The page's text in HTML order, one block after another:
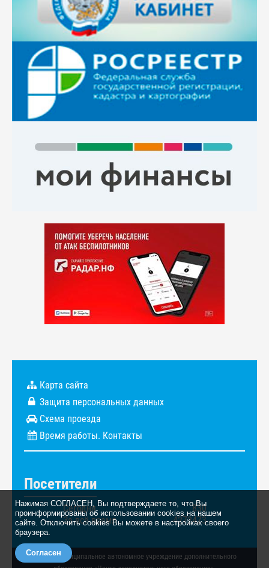
Нажимая СОГЛАСЕН, Вы подтверждаете то, что Вы
проинформированы об использовании cookies на нашем
сайте. Отключить cookies Вы можете в настройках своего
браузера.
Согласен
Карта сайта
Защита персональных данных
Схема проезда
Время работы. Контакты
Посетители
Сегодня
830
За всё время
4272473
© 2026. Муниципальное автономное учреждение дополнительного